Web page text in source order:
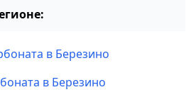
в Березино
в Березино